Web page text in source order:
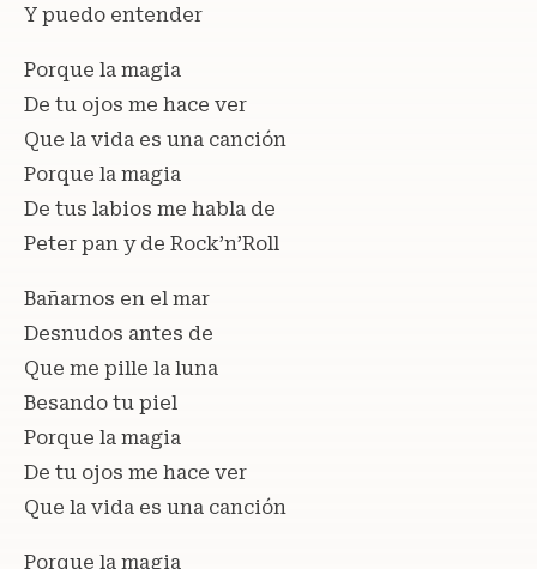
Y puedo entender
Porque la magia
De tu ojos me hace ver
Que la vida es una canción
Porque la magia
De tus labios me habla de
Peter pan y de Rock’n’Roll
Bañarnos en el mar
Desnudos antes de
Que me pille la luna
Besando tu piel
Porque la magia
De tu ojos me hace ver
Que la vida es una canción
Porque la magia